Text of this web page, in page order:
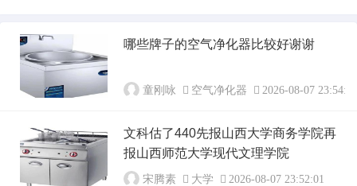
区环境优雅，文化底蕴深厚，为学生提供了良好
的学习和生活环境。如果你的专业不是文法学院
安财经...
哪些牌子的空气净化器比较好谢谢
童刚咏 空气净化器 2026-08-07 23:54:01
文科估了440先报山西大学商务学院再
报山西师范大学现代文理学院
宋腾素 大学 2026-08-07 23:52:01